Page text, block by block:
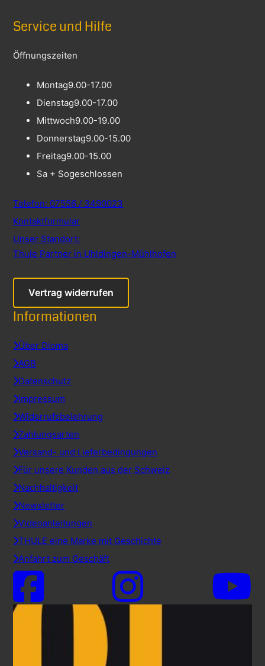
Service und Hilfe
Öffnungszeiten
Montag9.00-17.00
Dienstag9.00-17.00
Mittwoch9.00-19.00
Donnerstag9.00-15.00
Freitag9.00-15.00
Sa + Sogeschlossen
Telefon: 07556 / 3490023
Kontaktformular
Unser Standort:
Thule Partner in Uhldingen-Mühlhofen
Vertrag widerrufen
Informationen
Über Dioma
AGB
Datenschutz
Impressum
Widerrufsbelehrung
Zahlungsarten
Versand- und Lieferbedingungen
Für unsere Kunden aus der Schweiz
Nachhaltigkeit
Newsletter
Videoanleitungen
THULE eine Marke mit Geschichte
Anfahrt zum Geschäft